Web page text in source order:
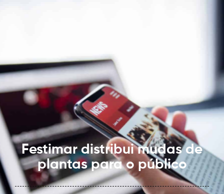
Festimar distribui mudas de
plantas para o público